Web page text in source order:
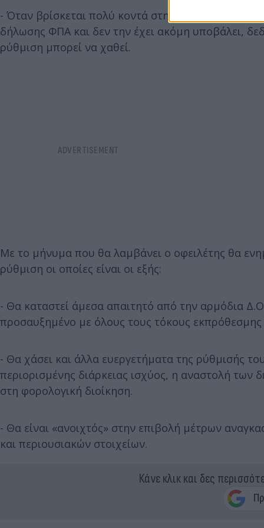
- Όταν βρίσκεται πολύ κοντά στη λήξη της
δήλωσης ΦΠΑ και δεν την έχει ακόμη υποβάλει,
ρύθμιση μπορεί να χαθεί.
Με το μήνυμα που θα λαμβάνει ο οφειλέτης θα
ρύθμιση οι οποίες είναι οι εξής:
- Θα καταστεί άμεσα απαιτητό από την αρμόδια
προσαυξημένο με όλους τους τόκους
- Θα χάσει και άλλα ευεργετήματα της ρύθμισής
περιορισμένης διάρκειας ισχύος, η αναστολή των
στη φορολογική διοίκηση.
- Θα είναι «ανοιχτός» στην επιβολή μέτρων
και περιουσιακών στοιχείων.
Κάνε κλικ και δες